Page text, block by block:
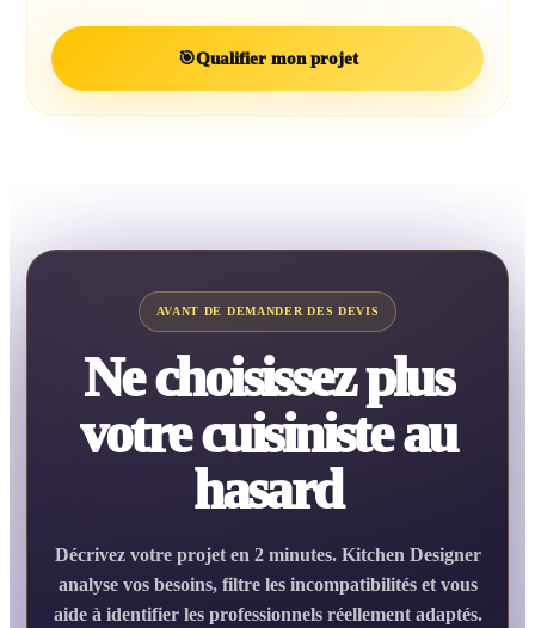
🎯Qualifier mon projet
AVANT DE DEMANDER DES DEVIS
Ne choisissez plus
votre cuisiniste au
hasard
Décrivez votre projet en 2 minutes. Kitchen Designer
analyse vos besoins, filtre les incompatibilités et vous
aide à identifier les professionnels réellement adaptés.